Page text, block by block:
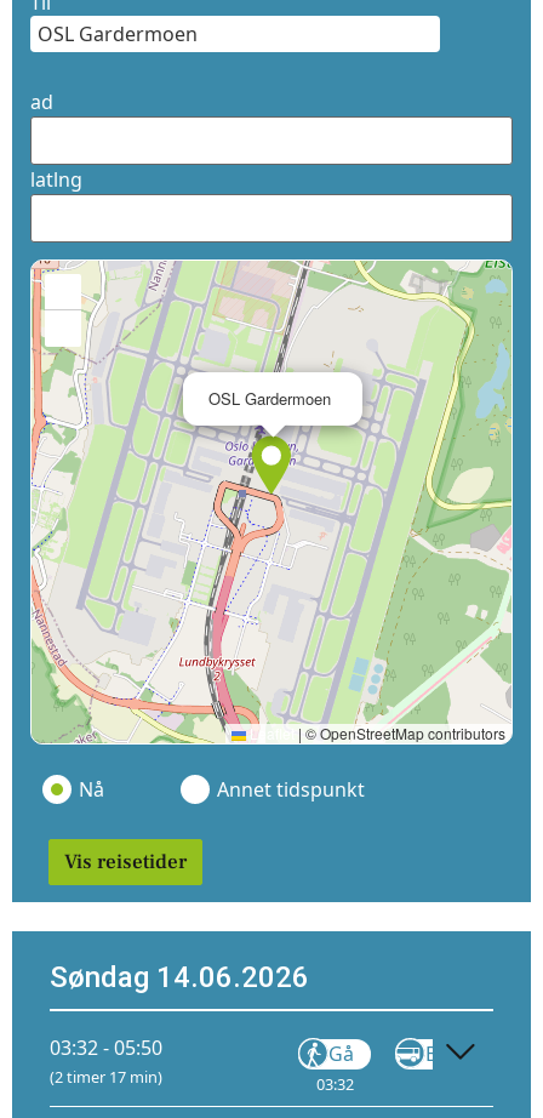
ad
latlng
OSL Gardermoen
Leaflet | © OpenStreetMap contributors
Nå Annet tidspunkt
Vis reisetider
Søndag 14.06.2026
03:32 - 05:50
(2 timer 17 min)
Gå
03:32
Buss